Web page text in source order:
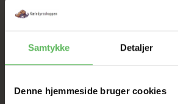
Samtykke Detaljer
Denne hjemmeside bruger cookies
SIDE 2 Linie 3 - Hundetegn